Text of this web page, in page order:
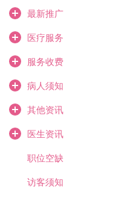
最新推广
医疗服务
服务收费
病人须知
其他资讯
医生资讯
职位空缺
访客须知